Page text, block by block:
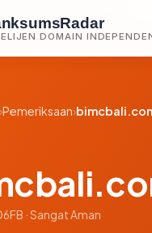
DOMAIN
›Pemeriksaan›
· Sangat Aman